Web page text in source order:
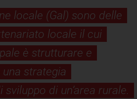
locale (Gal) sono delle
locale il cui
è strutturare e
strategia
di un’area rurale.